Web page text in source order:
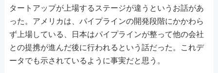
タートアップが上場するステージが違うというお話があ
った。アメリカは、パイプラインの開発段階にかかわら
ず上場している、日本はパイプラインが整って他の会社
との提携が進んだ後に行われるという話だった。これデ
ータでも示されているように事実だと思う。